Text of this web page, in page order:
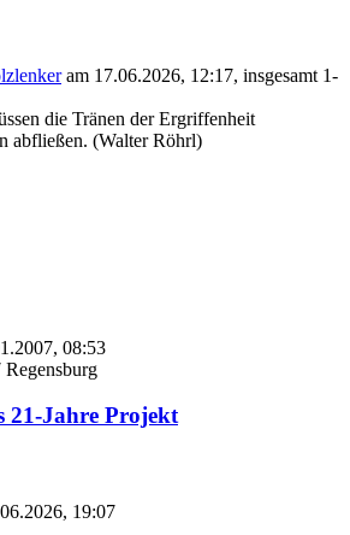
am 17.06.2026, 12:17, insgesamt 1-
die Tränen der Ergriffenheit
abfließen. (Walter Röhrl)
08:53
Regensburg
21-Jahre Projekt
19:07